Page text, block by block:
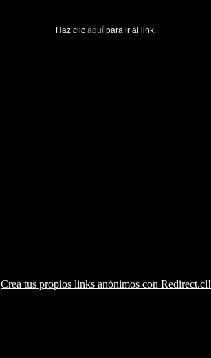
Haz clic aquí para ir al link.
Crea tus propios links anónimos con Redirect.cl!